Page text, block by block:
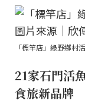
「標竿店」綠野鄉村
21家石門活
食旅新品牌